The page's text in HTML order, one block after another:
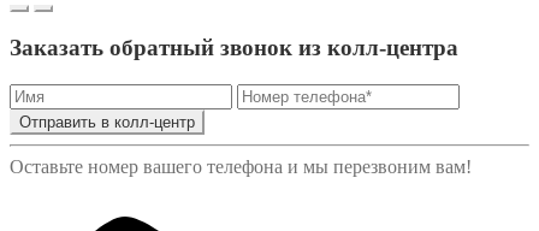
Заказать обратный звонок из колл-центра
Отправить в колл-центр
Оставьте номер вашего телефона и мы перезвоним вам!